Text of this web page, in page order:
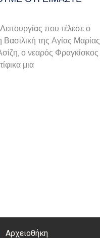
που τέλεσε ο
της Αγίας Μαρίας
ο νεαρός Φραγκίσκος
μια
Αρχειοθήκη